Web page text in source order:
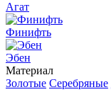
Агат
Финифть
Эбен
Материал
Золотые Серебряные